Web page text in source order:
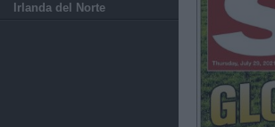
Irlanda del Norte